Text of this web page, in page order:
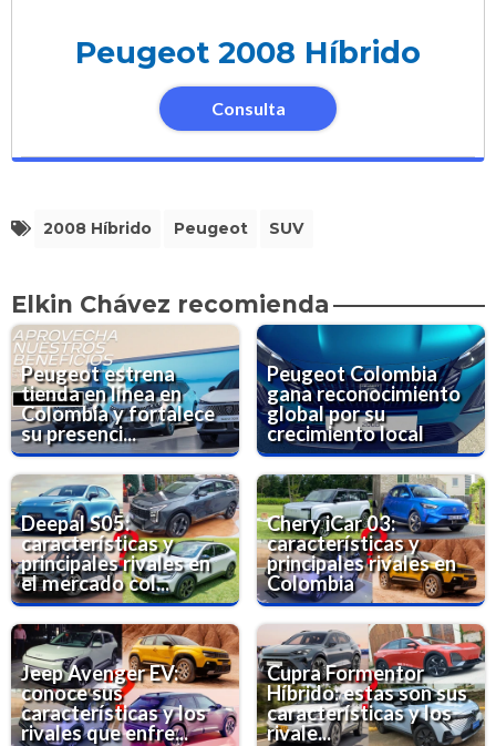
Peugeot 2008 Híbrido
Consulta
2008 Híbrido Peugeot SUV
Elkin Chávez recomienda
Peugeot estrena
tienda en línea en
Colombia y fortalece
su presenci...
Peugeot Colombia
gana reconocimiento
global por su
crecimiento local
Deepal S05:
características y
principales rivales en
el mercado col...
Chery iCar 03:
características y
principales rivales en
Colombia
Jeep Avenger EV:
conoce sus
características y los
rivales que enfre...
Cupra Formentor
Híbrido: estas son sus
características y los
rivale...